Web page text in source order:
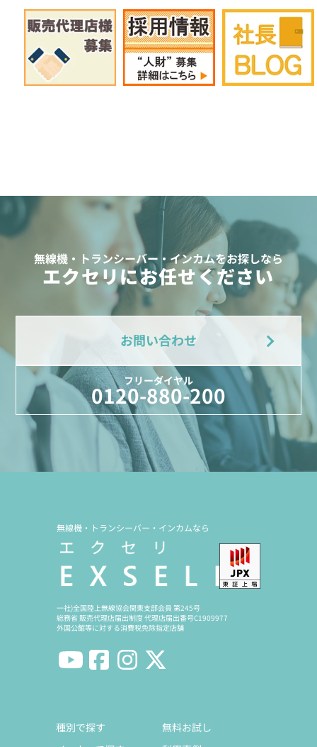
無線機・トランシーバー・インカムをお探しなら
エクセリにお任せください
お問い合わせ
フリーダイヤル
0120-880-200
無線機・トランシーバー・インカムなら
一社)全国陸上無線協会関東支部会員 第245号
総務省 販売代理店届出制度 代理店届出番号C1909977
外国公館等に対する消費税免除指定店舗
種別で探す
無料お試し